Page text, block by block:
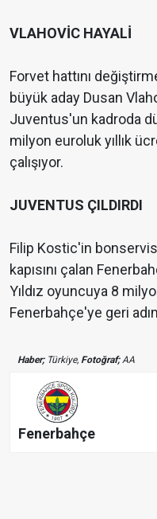
VLAHOVİC HAYALİ
Forvet hattını
büyük aday Dusan
Juventus'un kadroda
milyon euroluk yıllık
çalışıyor.
JUVENTUS ÇILDIRDI
Filip Kostic'in
kapısını çalan
Yıldız oyuncuya 8
Fenerbahçe'ye geri
Haber;Türkiye, Fotoğraf;AA
Fenerbahçe